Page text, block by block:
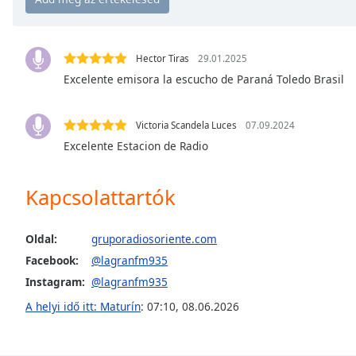
Chapters
Descriptions
off
selected
subtitles
settings,
subtitles
settings
dialog
off,
Hector Tiras 29.01.2025
Excelente emisora la escucho de Paraná Toledo Brasil
Victoria Scandela Luces 07.09.2024
Excelente Estacion de Radio
Kapcsolattartók
Oldal:
gruporadiosoriente.com
Facebook:
@lagranfm935
Instagram: @lagranfm935
A helyi idő itt: Maturín: 07:10, 08.06.2026